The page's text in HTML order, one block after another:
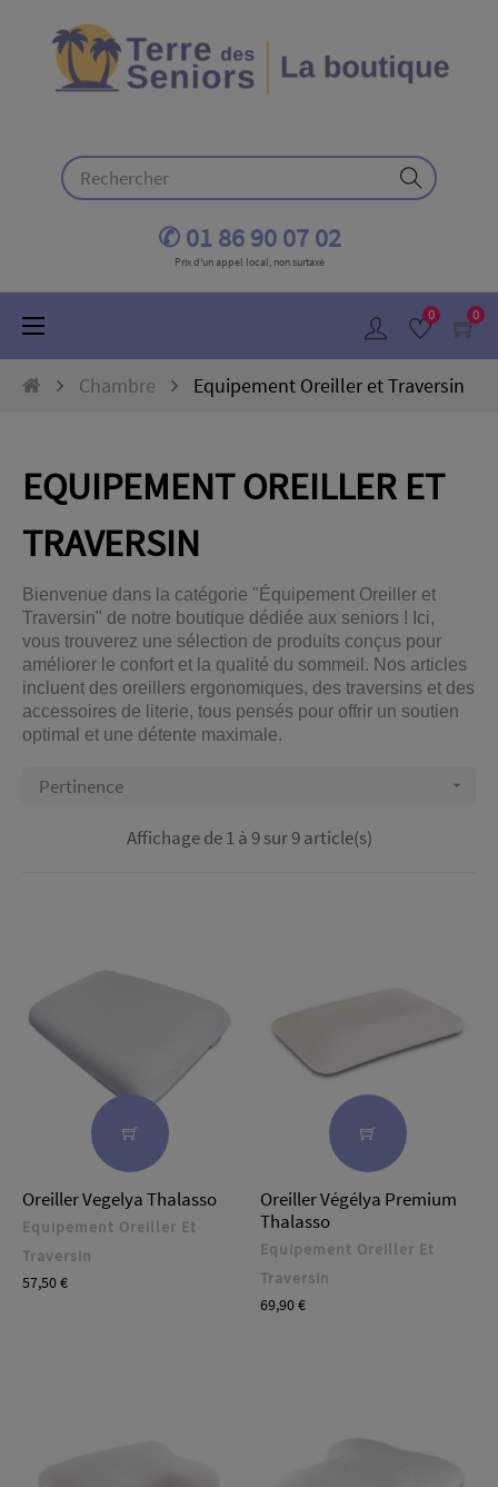
✆ 01 86 90 07 02
Prix d'un appel local, non surtaxé
0 0
Basculer
navigation
☰
Chambre Equipement Oreiller et Traversin
EQUIPEMENT OREILLER ET
TRAVERSIN
Bienvenue dans la catégorie "Équipement Oreiller et
Traversin" de notre boutique dédiée aux seniors ! Ici,
vous trouverez une sélection de produits conçus pour
améliorer le confort et la qualité du sommeil. Nos articles
incluent des oreillers ergonomiques, des traversins et des
accessoires de literie, tous pensés pour offrir un soutien
optimal et une détente maximale.
Pertinence 
Affichage de 1 à 9 sur 9 article(s)
Oreiller Vegelya Thalasso
Equipement Oreiller Et
Traversin
Prix
57,50 €
Oreiller Végélya Premium
Thalasso
Equipement Oreiller Et
Traversin
Prix
69,90 €